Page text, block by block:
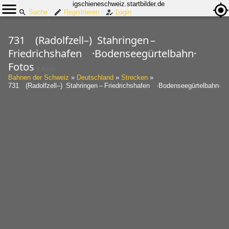
igschieneschweiz.startbilder.de
Suche
Registrieren Login
731 (Radolfzell–) Stahringen –
Friedrichshafen ·Bodenseegürtelbahn·
Fotos
Bahnen der Schweiz » Deutschland » Strecken »
731 (Radolfzell–) Stahringen – Friedrichshafen ·Bodenseegürtelbahn·